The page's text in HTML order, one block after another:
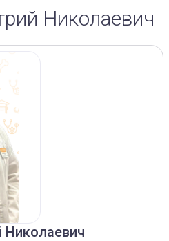
Николаевич